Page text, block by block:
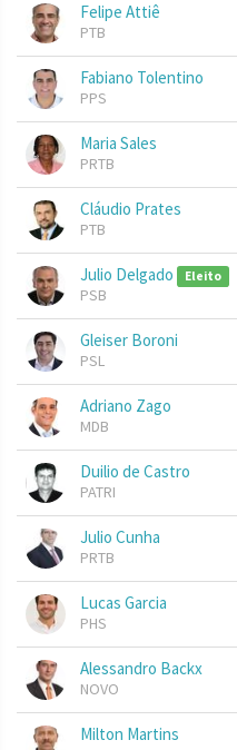
Felipe Attiê
PTB
Fabiano Tolentino
PPS
Maria Sales
PRTB
Cláudio Prates
PTB
Julio Delgado Eleito
PSB
Gleiser Boroni
PSL
Adriano Zago
MDB
Duilio de Castro
PATRI
Julio Cunha
PRTB
Lucas Garcia
PHS
Alessandro Backx
NOVO
Milton Martins